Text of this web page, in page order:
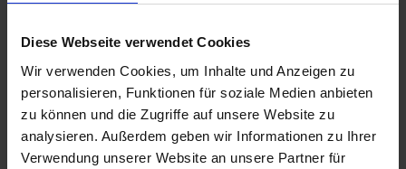
Diese Webseite verwendet Cookies
Wir verwenden Cookies, um Inhalte und Anzeigen zu
personalisieren, Funktionen für soziale Medien anbieten
zu können und die Zugriffe auf unsere Website zu
analysieren. Außerdem geben wir Informationen zu Ihrer
Verwendung unserer Website an unsere Partner für
17,95 €
Sofort versandfertig, Lieferzeit ca. 2-4 Werktage innerhalb
Deutschlands
In denWarenkorb